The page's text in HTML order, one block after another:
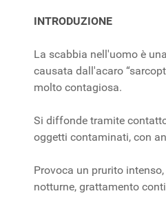
INTRODUZIONE
La scabbia nell'uomo è
causata dall'acaro
molto contagiosa.
Si diffonde tramite
oggetti contaminati, con
Provoca un prurito
notturne, grattamento